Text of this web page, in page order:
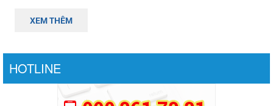
XEM THÊM
HOTLINE